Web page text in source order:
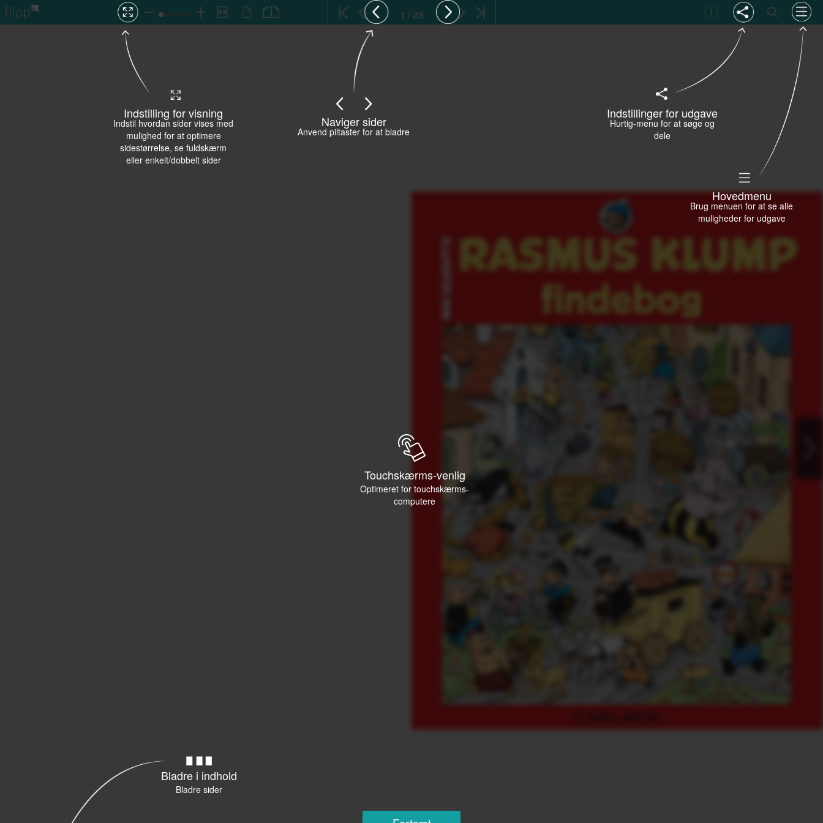
Bladre i indhold
Bladre sider
Hovedmenu
Brug menuen for at se alle
muligheder for udgave
Touchskærms-venlig
Optimeret for touchskærms-
computere
Indstilling for visning
Indstil hvordan sider vises med
mulighed for at optimere
sidestørrelse, se fuldskærm
eller enkelt/dobbelt sider
Naviger sider
Anvend piltaster for at bladre
Indstillinger for udgave
Hurtig-menu for at søge og
dele
1 / 29